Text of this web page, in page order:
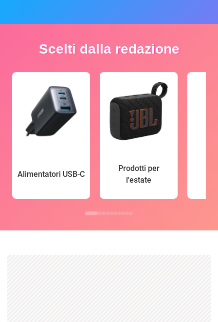
Scelti dalla redazione
Alimentatori USB-C
Prodotti per
l'estate